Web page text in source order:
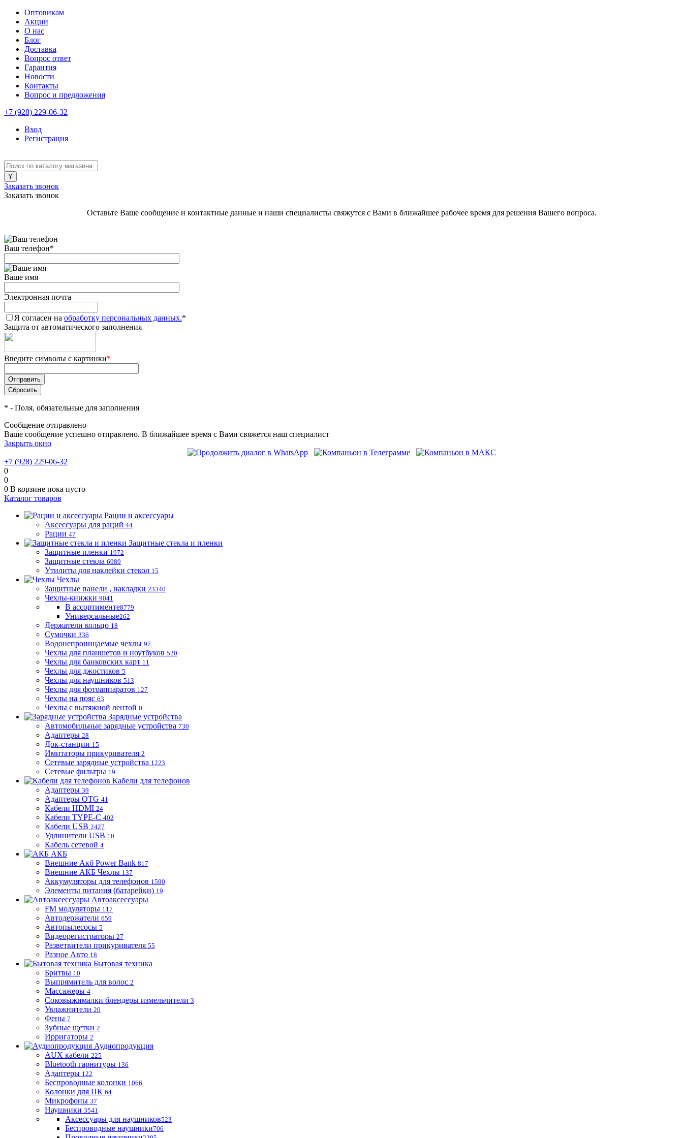
Оптовикам
Акции
О нас
Блог
Доставка
Вопрос ответ
Гарантия
Новости
Контакты
Вопрос и предложения
+7 (928) 229-06-32
Вход
Регистрация
Заказать звонок
Заказать звонок
Оставьте Ваше сообщение и контактные данные и наши специалисты свяжутся с Вами в ближайшее рабочее время для решения Вашего вопроса.
Ваш телефон*
Ваше имя
Электронная почта
Я согласен на обработку персональных данных.*
Защита от автоматического заполнения
Введите символы с картинки*
* - Поля, обязательные для заполнения
Сообщение отправлено
Ваше сообщение успешно отправлено. В ближайшее время с Вами свяжется наш специалист
Закрыть окно
+7 (928) 229-06-32
0
0
0 В корзине пока пусто
Каталог товаров
Рации и аксессуары
Аксессуары для раций 44
Рации 47
Защитные стекла и пленки
Защитные пленки 1972
Защитные стекла 6989
Утилиты для наклейки стекол 15
Чехлы
Защитные панели , накладки 23340
Чехлы-книжки 9041
В ассортименте8779
Универсальные262
Держатели кольцо 18
Сумочки 336
Водонепроницаемые чехлы 97
Чехлы для планшетов и ноутбуков 520
Чехлы для банковских карт 11
Чехлы для джостиков 5
Чехлы для наушников 513
Чехлы для фотоаппаратов 127
Чехлы на пояс 63
Чехлы с вытяжной лентой 0
Зарядные устройства
Автомобильные зарядные устройства 730
Адаптеры 28
Док-станции 15
Имитаторы прикуривателя 2
Сетевые зарядные устройства 1223
Сетевые фильтры 19
Кабели для телефонов
Адаптеры 39
Адаптеры OTG 41
Кабели HDMI 24
Кабели TYPE-C 402
Кабели USB 2427
Удлинители USB 10
Кабель сетевой 4
АКБ
Внешние Акб Power Bank 817
Внешние АКБ Чехлы 137
Аккумуляторы для телефонов 1590
Элементы питания (батарейки) 19
Автоаксессуары
FM модуляторы 117
Автодержатели 659
Автопылесосы 5
Видеорегистраторы 27
Разветвители прикуривателя 55
Разное Авто 18
Бытовая техника
Бритвы 10
Выпрямитель для волос 2
Массажеры 4
Соковыжималки блендеры измельчители 3
Увлажнители 20
Фены 7
Зубные щетки 2
Ирригаторы 2
Аудиопродукция
AUX кабели 225
Bluetooth гарнитуры 136
Адаптеры 122
Беспроводные колонки 1066
Колонки для ПК 64
Микрофоны 37
Наушники 3541
Аксессуары для наушников523
Беспроводные наушники706